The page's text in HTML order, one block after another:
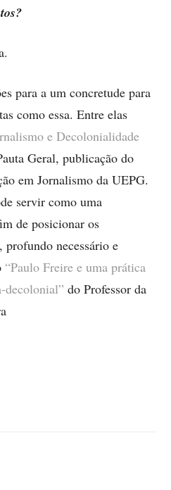
para a um concretude para
como essa. Entre elas
e Decolonialidade
Geral, publicação do
em Jornalismo da UEPG.
servir como uma
de posicionar os
profundo necessário e
“Paulo Freire e uma prática
decolonial” do Professor da